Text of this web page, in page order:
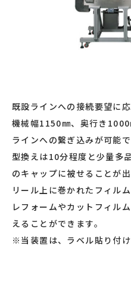
既設ラインへの接続要望に
機械幅1150㎜、奥行き
ラインへの繋ぎ込みが可能で
型換えは10分程度と少量多
のキャップに被せることが出
リール上に巻かれたフィル
レフォームやカットフィル
えることができます。
※当装置は、ラベル貼り付け